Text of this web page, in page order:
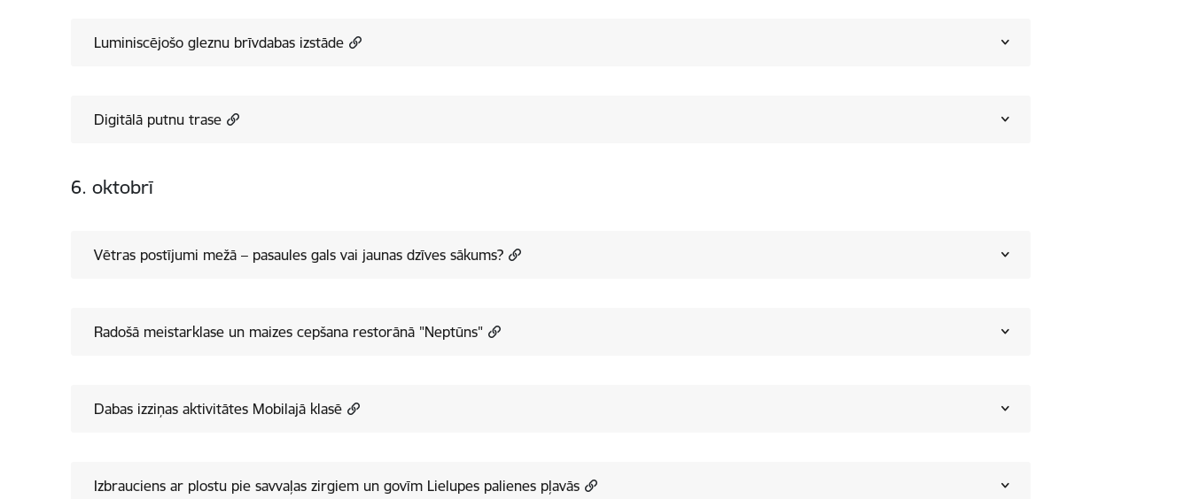
Luminiscējošo gleznu brīvdabas izstāde
Digitālā putnu trase
6. oktobrī
Vētras postījumi mežā – pasaules gals vai jaunas dzīves sākums?
Radošā meistarklase un maizes cepšana restorānā "Neptūns"
Dabas izziņas aktivitātes Mobilajā klasē
Izbrauciens ar plostu pie savvaļas zirgiem un govīm Lielupes palienes pļavās